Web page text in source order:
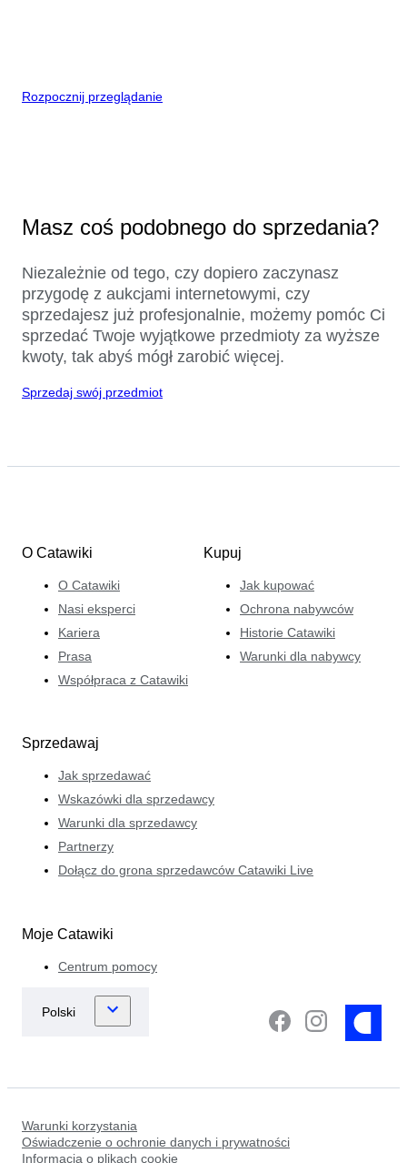
Rozpocznij przeglądanie
Masz coś podobnego do sprzedania?
Niezależnie od tego, czy dopiero zaczynasz
przygodę z aukcjami internetowymi, czy
sprzedajesz już profesjonalnie, możemy pomóc Ci
sprzedać Twoje wyjątkowe przedmioty za wyższe
kwoty, tak abyś mógł zarobić więcej.
Sprzedaj swój przedmiot
O Catawiki
O Catawiki
Nasi eksperci
Kariera
Prasa
Współpraca z Catawiki
Kupuj
Jak kupować
Ochrona nabywców
Historie Catawiki
Warunki dla nabywcy
Sprzedawaj
Jak sprzedawać
Wskazówki dla sprzedawcy
Warunki dla sprzedawcy
Partnerzy
Dołącz do grona sprzedawców Catawiki Live
Moje Catawiki
Centrum pomocy
Warunki korzystania
Oświadczenie o ochronie danych i prywatności
Informacja o plikach cookie